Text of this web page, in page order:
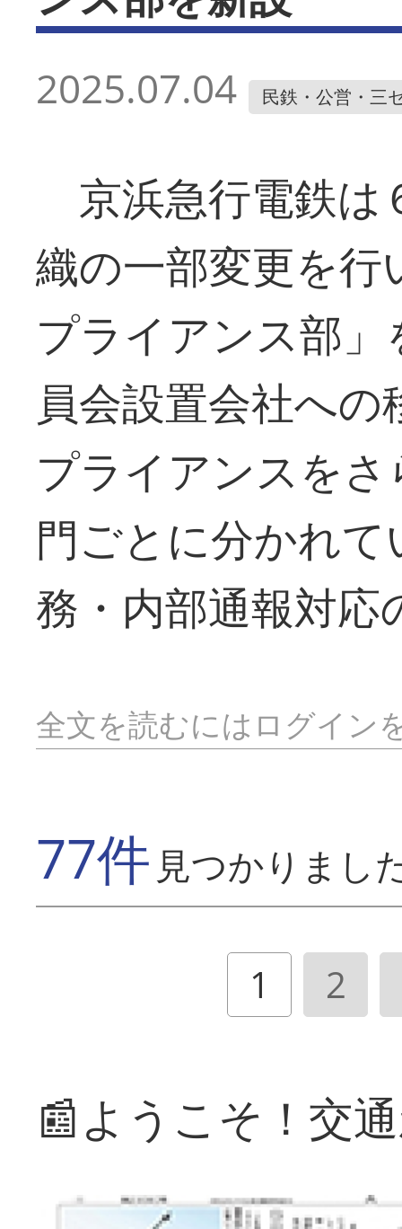
2025.07.04 民鉄・公営・三
京浜急行電鉄は
織の一部変更を
プライアンス部
員会設置会社へ
プライアンスを
門ごとに分かれ
務・内部通報対応
全文を読むにはログイン
77件 見つかりまし
1 2
📰ようこそ！交